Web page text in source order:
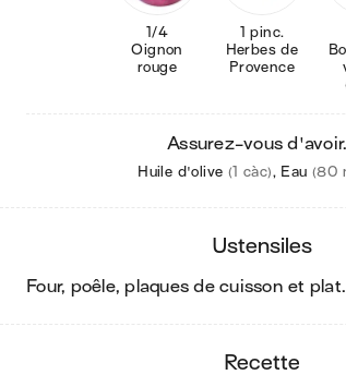
1/4
Oignon
rouge
1 pinc.
Herbes de
Provence
Bouillon de
Assurez-vous
Huile d'olive (1 càc), Eau (80
ustensiles
four, poêle, plaques de cuisson et plat.
recette